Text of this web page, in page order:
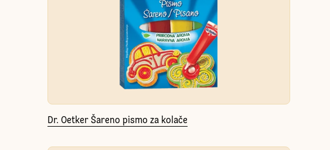
Dr. Oetker Šareno pismo za kolače